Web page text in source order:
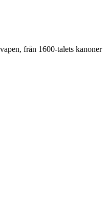
från 1600-talets kanoner